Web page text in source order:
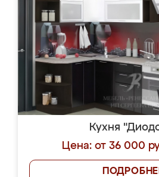
Кухня
Цена: от 36 000